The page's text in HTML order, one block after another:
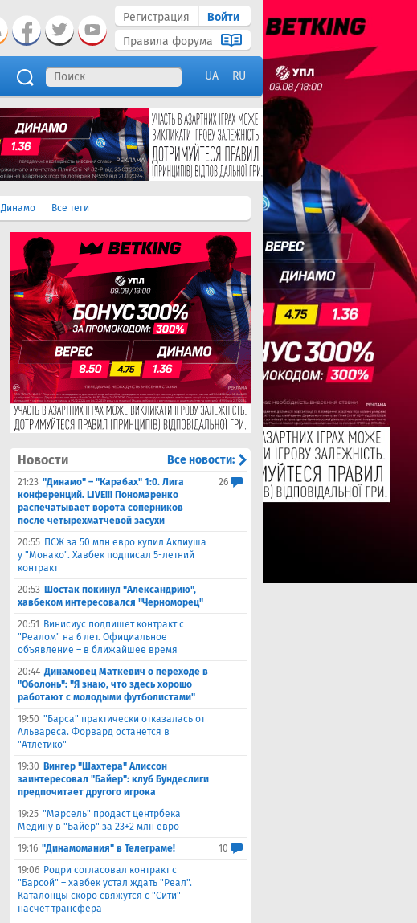
Регистрация
Войти
Правила форума
UA RU
Динамо Все теги
Новости Все новости:
21:23 "Динамо" – "Карабах" 1:0. Лига
конференций. LIVE!!! Пономаренко
распечатывает ворота соперников
после четырехматчевой засухи
26
20:55 ПСЖ за 50 млн евро купил Аклиуша
у "Монако". Хавбек подписал 5-летний
контракт
20:53 Шостак покинул "Александрию",
хавбеком интересовался "Черноморец"
20:51
Винисиус подпишет контракт с
"Реалом" на 6 лет. Официальное
объявление – в ближайшее время
20:44 Динамовец Маткевич о переходе в
"Оболонь": "Я знаю, что здесь хорошо
работают с молодыми футболистами"
19:50 "Барса" практически отказалась от
Альвареса. Форвард останется в
"Атлетико"
19:30 Вингер "Шахтера" Алиссон
заинтересовал "Байер": клуб Бундеслиги
предпочитает другого игрока
19:25 "Марсель" продаст центрбека
Медину в "Байер" за 23+2 млн евро
19:16 "Динамомания" в Телеграме!
10
19:06 Родри согласовал контракт с
"Барсой" – хавбек устал ждать "Реал".
Каталонцы скоро свяжутся с "Сити"
насчет трансфера